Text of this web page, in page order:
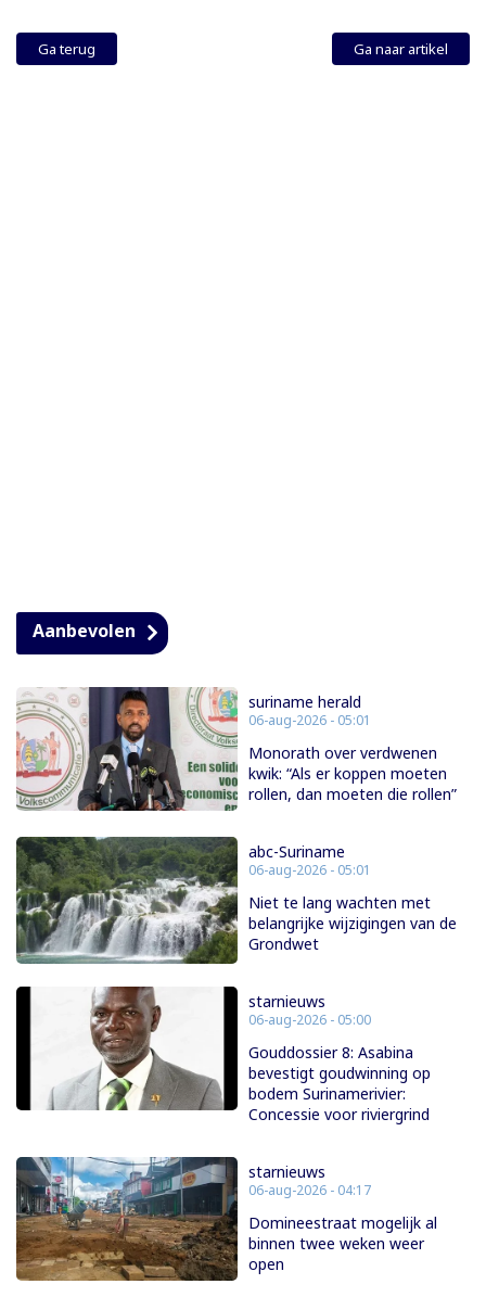
Ga terug Ga naar artikel
Aanbevolen
suriname herald
06-aug-2026 - 05:01
Monorath over verdwenen
kwik: “Als er koppen moeten
rollen, dan moeten die rollen”
abc-Suriname
06-aug-2026 - 05:01
Niet te lang wachten met
belangrijke wijzigingen van de
Grondwet
starnieuws
06-aug-2026 - 05:00
Gouddossier 8: Asabina
bevestigt goudwinning op
bodem Surinamerivier:
Concessie voor riviergrind
starnieuws
06-aug-2026 - 04:17
Domineestraat mogelijk al
binnen twee weken weer
open